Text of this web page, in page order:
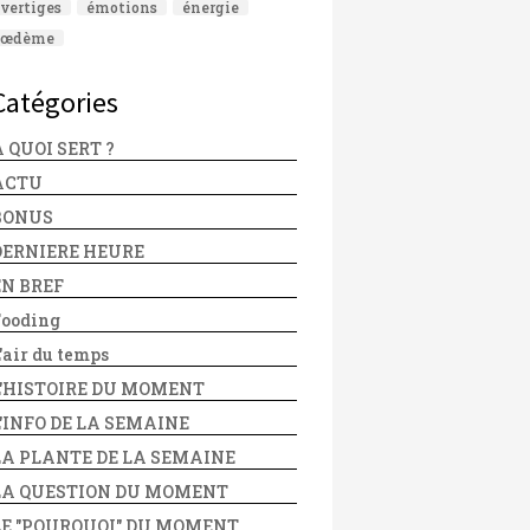
vertiges émotions
énergie
œdème
QUOI SERT ?
HEURE
BREF
du temps
DU MOMENT
DE LA SEMAINE
PLANTE DE LA SEMAINE
QUESTION DU MOMENT